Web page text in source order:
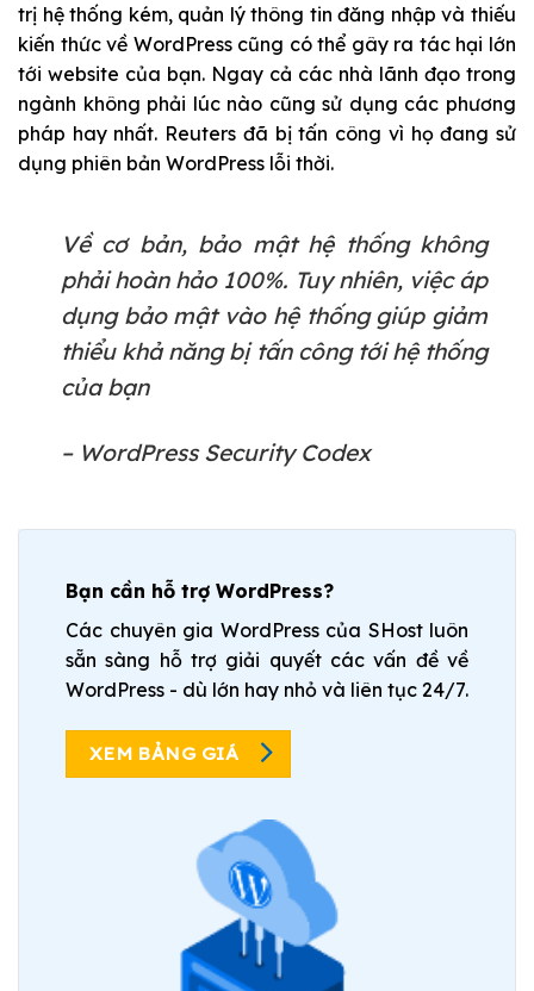
trị hệ thống kém, quản lý thông tin đăng nhập và thiếu
kiến thức về WordPress cũng có thể gây ra tác hại lớn
tới website của bạn. Ngay cả các nhà lãnh đạo trong
ngành không phải lúc nào cũng sử dụng các phương
pháp hay nhất. Reuters đã bị tấn công vì họ đang sử
dụng phiên bản WordPress lỗi thời.
Về cơ bản, bảo mật hệ thống không
phải hoàn hảo 100%. Tuy nhiên, việc áp
dụng bảo mật vào hệ thống giúp giảm
thiểu khả năng bị tấn công tới hệ thống
của bạn
– WordPress Security Codex
Bạn cần hỗ trợ WordPress?
Các chuyên gia WordPress của SHost luôn
sẵn sàng hỗ trợ giải quyết các vấn đề về
WordPress - dù lớn hay nhỏ và liên tục 24/7.
XEM BẢNG GIÁ